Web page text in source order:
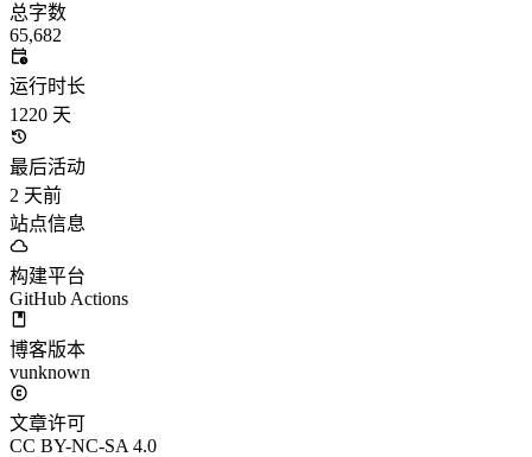
总字数
65,682
运行时长
1220 天
最后活动
2 天前
站点信息
构建平台
GitHub Actions
博客版本
vunknown
文章许可
CC BY-NC-SA 4.0